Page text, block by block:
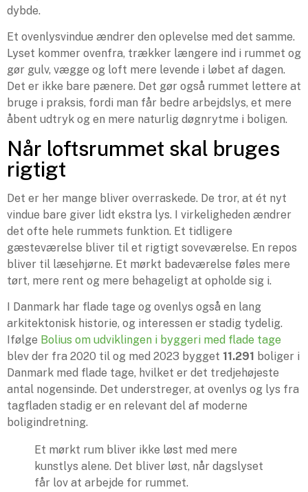
dybde.
Et ovenlysvindue ændrer den oplevelse med det samme.
Lyset kommer ovenfra, trækker længere ind i rummet og
gør gulv, vægge og loft mere levende i løbet af dagen.
Det er ikke bare pænere. Det gør også rummet lettere at
bruge i praksis, fordi man får bedre arbejdslys, et mere
åbent udtryk og en mere naturlig døgnrytme i boligen.
Når loftsrummet skal bruges
rigtigt
Det er her mange bliver overraskede. De tror, at ét nyt
vindue bare giver lidt ekstra lys. I virkeligheden ændrer
det ofte hele rummets funktion. Et tidligere
gæsteværelse bliver til et rigtigt soveværelse. En repos
bliver til læsehjørne. Et mørkt badeværelse føles mere
tørt, mere rent og mere behageligt at opholde sig i.
I Danmark har flade tage og ovenlys også en lang
arkitektonisk historie, og interessen er stadig tydelig.
Ifølge Bolius om udviklingen i byggeri med flade tage
blev der fra 2020 til og med 2023 bygget 11.291 boliger i
Danmark med flade tage, hvilket er det tredjehøjeste
antal nogensinde. Det understreger, at ovenlys og lys fra
tagfladen stadig er en relevant del af moderne
boligindretning.
Et mørkt rum bliver ikke løst med mere
kunstlys alene. Det bliver løst, når dagslyset
får lov at arbejde for rummet.